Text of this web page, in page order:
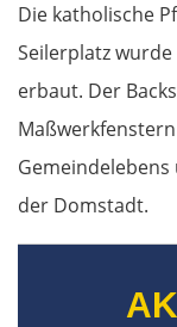
Die katholische
Seilerplatz
erbaut. Der
der Domstadt.